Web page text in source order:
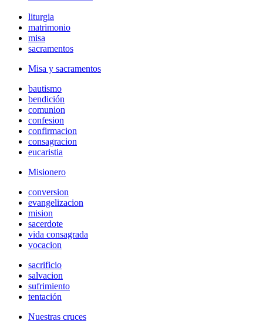
liturgia
matrimonio
misa
sacramentos
Misa y sacramentos
bautismo
bendición
comunion
confesion
confirmacion
consagracion
eucaristia
Misionero
conversion
evangelizacion
mision
sacerdote
vida consagrada
vocacion
sacrificio
salvacion
sufrimiento
tentación
Nuestras cruces